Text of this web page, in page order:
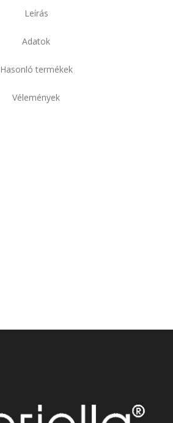
Leírás
Adatok
Hasonló termékek
Vélemények